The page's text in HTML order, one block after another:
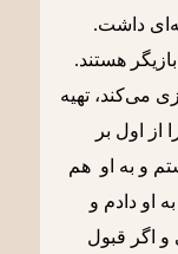
داشت.
هستند.
می‌کند، تهیه
اول بر
و به او هم
او دادم و
و اگر قبول